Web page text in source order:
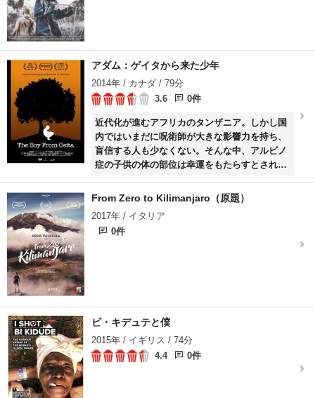
アダム：ゲイタから来た少年
2014年 / カナダ / 79分
3.6
0件
近代化が進むアフリカのタンザニア。しかし国
内ではいまだに呪術師が大きな影響力を持ち、
盲信する人も少なくない。そんな中、アルビノ
症の子供の体の部位は幸運をもたらすとされ、
牲となっている。タンザニアの村に住むアダム
もまた、アルビノ症を持って生まれた少年の一
人。住んでいる村でも存在しない者として扱わ
れ、忌み嫌われていた。そしてある夜、彼の部
ターはそんなアダムの存在を知り、彼の元を訪
ねる。国を超え、文化を超え、心を通わせてい
く二人は、世界に彼らがおかれている理不尽な
状況を知らせていく。
From Zero to Kilimanjaro（原題）
2017年 / イタリア
0件
ビ・キデュテと僕
2015年 / イギリス / 74分
4.4
0件